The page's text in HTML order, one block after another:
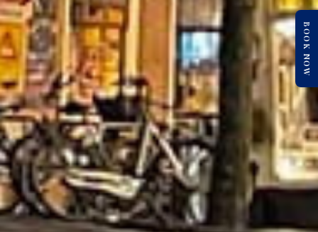
BOOK NOW